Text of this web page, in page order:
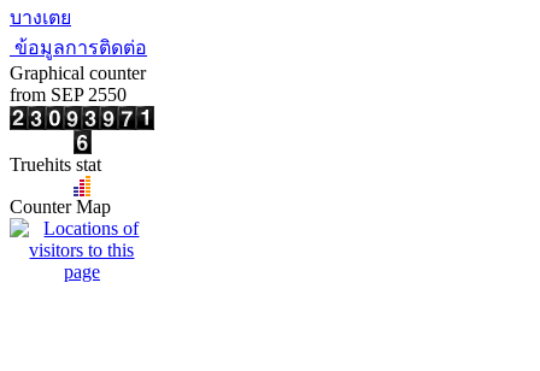
บางเตย
ข้อมูลการติดต่อ
Graphical counter
from SEP 2550
Truehits stat
Counter Map